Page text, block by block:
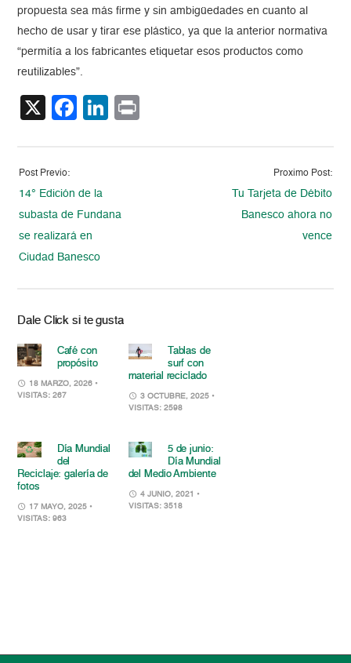
propuesta sea más firme y sin ambigüedades en cuanto al
hecho de usar y tirar ese plástico, ya que la anterior normativa
“permitía a los fabricantes etiquetar esos productos como
reutilizables”.
X Facebook
LinkedIn
Post Previo:
14° Edición de la
subasta de Fundana
se realizará en
Ciudad Banesco
Proximo Post:
Tu Tarjeta de Débito
Banesco ahora no
vence
Dale Click si te gusta
Café con
propósito
18 MARZO, 2026 •
VISITAS: 267
Tablas de
surf con
material reciclado
3 OCTUBRE, 2025 •
VISITAS: 2598
Día Mundial
del
Reciclaje: galería de
fotos
17 MAYO, 2025 •
VISITAS: 963
5 de junio:
Día Mundial
del Medio Ambiente
4 JUNIO, 2021
•
VISITAS: 3518